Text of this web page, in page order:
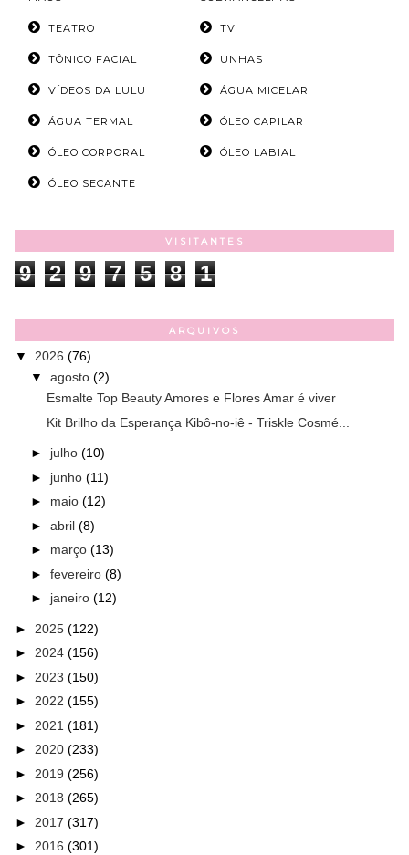
TEATRO TV
TÔNICO FACIAL UNHAS
VÍDEOS DA LULU ÁGUA MICELAR
ÁGUA TERMAL ÓLEO CAPILAR
ÓLEO CORPORAL ÓLEO LABIAL
ÓLEO SECANTE
VISITANTES
9 2 9 7 5 8 1
ARQUIVOS
▼ 2026 (76)
▼ agosto (2)
Esmalte Top Beauty Amores e Flores Amar é viver
Kit Brilho da Esperança Kibô-no-iê - Triskle Cosmé...
► julho (10)
► junho (11)
► maio (12)
► abril (8)
► março (13)
► fevereiro (8)
► janeiro (12)
► 2025 (122)
► 2024 (156)
► 2023 (150)
► 2022 (155)
► 2021 (181)
► 2020 (233)
► 2019 (256)
► 2018 (265)
► 2017 (317)
► 2016 (301)